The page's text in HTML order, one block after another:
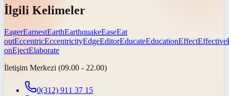
İlgili Kelimeler
EagerEarnestEarthEarthquakeEaseEat
outEccentricEccentricityEdgeEditorEducateEducationEffectEffective
onEjectElaborate
İletişim Merkezi (09.00 - 22.00)
0(312) 911 37 15